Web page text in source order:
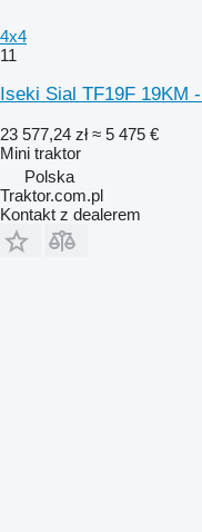
4x4
11
Iseki Sial TF19F 19KM
23 577,24 zł ≈ 5 475 €
Mini traktor
Polska
Traktor.com.pl
Kontakt z dealerem